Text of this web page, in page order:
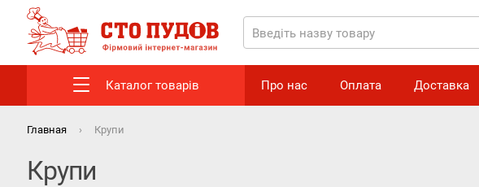
Каталог товарів Про нас Оплата Доставка
Главная Крупи
Крупи